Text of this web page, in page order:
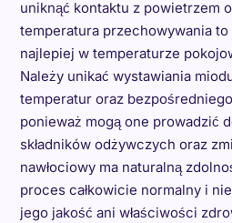
uniknąć kontaktu z powietrzem
temperatura przechowywania
najlepiej w temperaturze
Należy unikać wystawiania
temperatur oraz bezpośredniego
ponieważ mogą one prowadzić
składników odżywczych oraz
nawłociowy ma naturalną
proces całkowicie normalny i
jego jakość ani właściwości